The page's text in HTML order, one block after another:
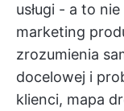
usługi - a to
marketing
zrozumienia
docelowej i
klienci, mapa